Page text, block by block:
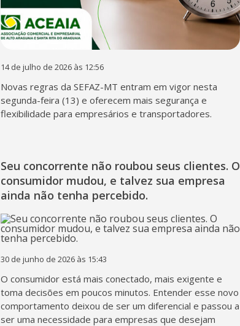
14 de julho de 2026 às 12:56
Novas regras da SEFAZ-MT entram em vigor nesta
segunda-feira (13) e oferecem mais segurança e
flexibilidade para empresários e transportadores.
Seu concorrente não roubou seus clientes. O
consumidor mudou, e talvez sua empresa
ainda não tenha percebido.
30 de junho de 2026 às 15:43
O consumidor está mais conectado, mais exigente e
toma decisões em poucos minutos. Entender esse novo
comportamento deixou de ser um diferencial e passou a
ser uma necessidade para empresas que desejam